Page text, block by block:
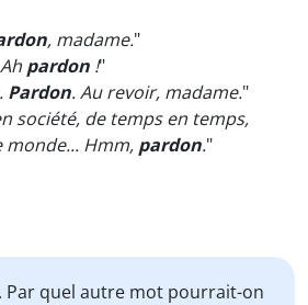
, madame."
pardon !"
Pardon. Au revoir, madame."
société, de temps en temps,
Hmm, pardon."
Par quel autre mot pourrait-on